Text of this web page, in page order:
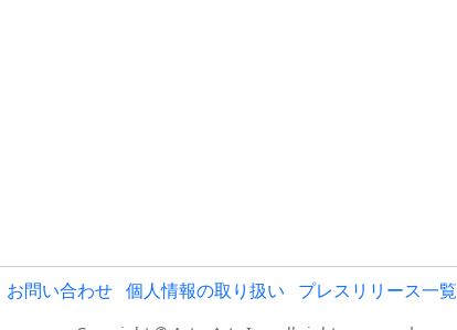
お問い合わせ 個人情報の取り扱い プレスリリース一覧